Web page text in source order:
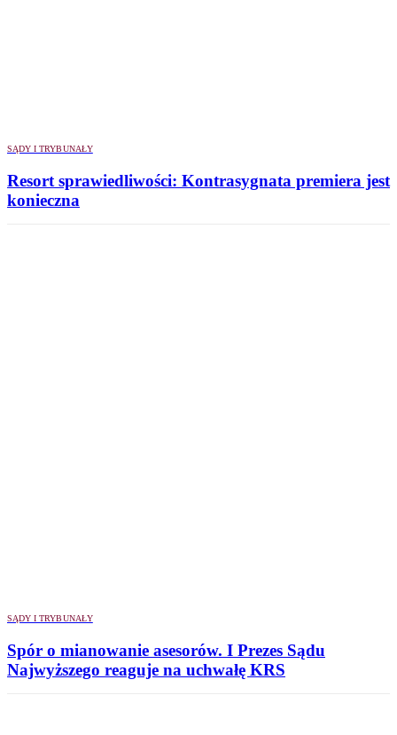
SĄDY I TRYBUNAŁY
Resort sprawiedliwości: Kontrasygnata premiera jest
konieczna
SĄDY I TRYBUNAŁY
Spór o mianowanie asesorów. I Prezes Sądu
Najwyższego reaguje na uchwałę KRS